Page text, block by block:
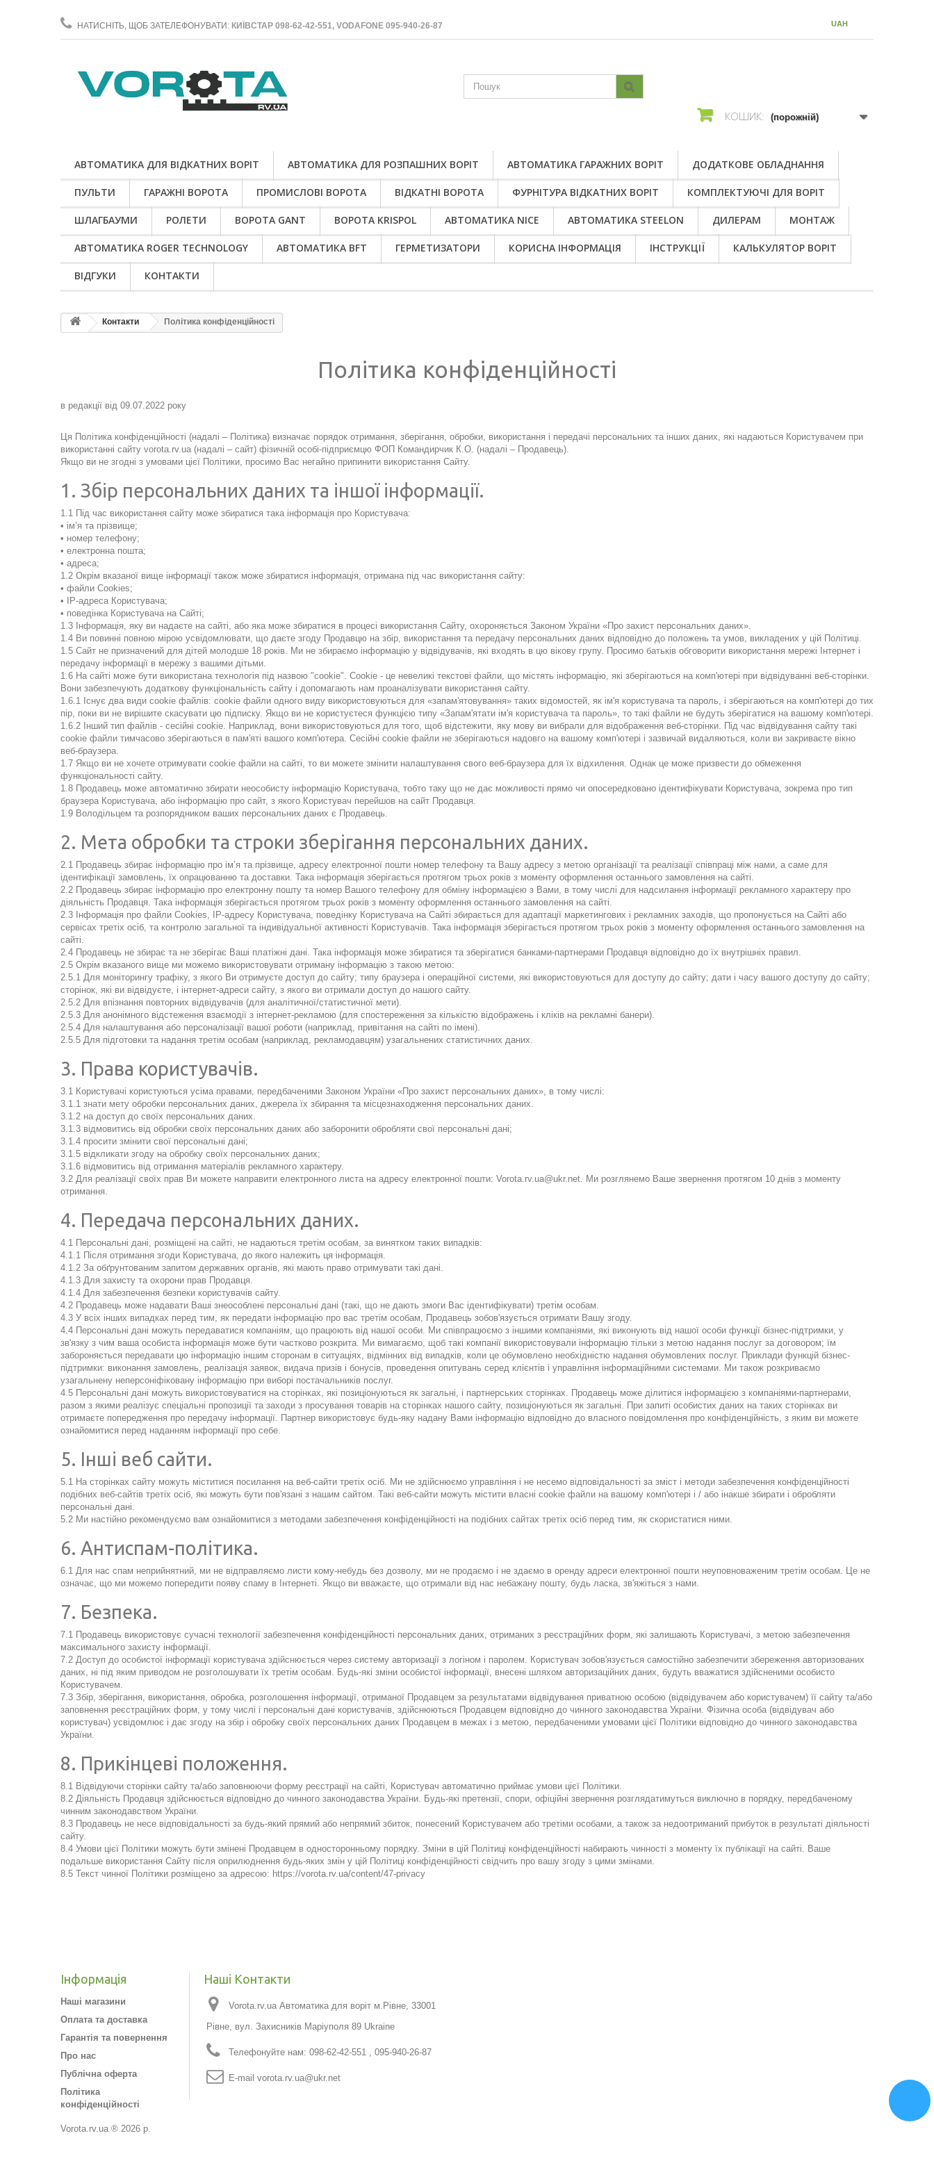
НАТИСНІТЬ, ЩОБ ЗАТЕЛЕФОНУВАТИ: КИЇВСТАР 098-62-42-551, VODAFONE 095-940-26-87 UAH
КОШИК: (порожній)
АВТОМАТИКА ДЛЯ ВІДКАТНИХ ВОРІТ АВТОМАТИКА ДЛЯ РОЗПАШНИХ ВОРІТ АВТОМАТИКА ГАРАЖНИХ ВОРІТ ДОДАТКОВЕ ОБЛАДНАННЯ
ПУЛЬТИ ГАРАЖНІ ВОРОТА ПРОМИСЛОВІ ВОРОТА ВІДКАТНІ ВОРОТА ФУРНІТУРА ВІДКАТНИХ ВОРІТ КОМПЛЕКТУЮЧІ ДЛЯ ВОРІТ
ШЛАГБАУМИ РОЛЕТИ ВОРОТА GANT ВОРОТА KRISPOL АВТОМАТИКА NICE АВТОМАТИКА STEELON ДИЛЕРАМ МОНТАЖ
АВТОМАТИКА ROGER TECHNOLOGY АВТОМАТИКА BFT ГЕРМЕТИЗАТОРИ КОРИСНА ІНФОРМАЦІЯ ІНСТРУКЦІЇ КАЛЬКУЛЯТОР ВОРІТ
ВІДГУКИ КОНТАКТИ
Контакти Політика конфіденційності
Політика конфіденційності
в редакції від 09.07.2022 року
Ця Політика конфіденційності (надалі – Політика) визначає порядок отримання, зберігання, обробки, використання і передачі персональних та інших даних, які надаються Користувачем при
використанні сайту vorota.rv.ua (надалі – сайт) фізичній особі-підприємцю ФОП Командирчик К.О. (надалі – Продавець).
Якщо ви не згодні з умовами цієї Політики, просимо Вас негайно припинити використання Сайту.
1. Збір персональних даних та іншої інформації.
1.1 Під час використання сайту може збиратися така інформація про Користувача:
• ім’я та прізвище;
• номер телефону;
• електронна пошта;
• адреса;
1.2 Окрім вказаної вище інформації також може збиратися інформація, отримана під час використання сайту:
• файли Cookies;
• IP-адреса Користувача;
• поведінка Користувача на Сайті;
1.3 Інформація, яку ви надаєте на сайті, або яка може збиратися в процесі використання Сайту, охороняється Законом України «Про захист персональних даних».
1.4 Ви повинні повною мірою усвідомлювати, що даєте згоду Продавцю на збір, використання та передачу персональних даних відповідно до положень та умов, викладених у цій Політиці.
1.5 Сайт не призначений для дітей молодше 18 років. Ми не збираємо інформацію у відвідувачів, які входять в цю вікову групу. Просимо батьків обговорити використання мережі Інтернет і
передачу інформації в мережу з вашими дітьми.
1.6 На сайті може бути використана технологія під назвою "cookie". Cookie - це невеликі текстові файли, що містять інформацію, які зберігаються на комп'ютері при відвідуванні веб-сторінки.
Вони забезпечують додаткову функціональність сайту і допомагають нам проаналізувати використання сайту.
1.6.1 Існує два види cookie файлів: cookie файли одного виду використовуються для «запам'ятовування» таких відомостей, як ім'я користувача та пароль, і зберігаються на комп'ютері до тих
пір, поки ви не вирішите скасувати цю підписку. Якщо ви не користуєтеся функцією типу «Запам'ятати ім'я користувача та пароль», то такі файли не будуть зберігатися на вашому комп'ютері.
1.6.2 Інший тип файлів - сесійні cookie. Наприклад, вони використовуються для того, щоб відстежити, яку мову ви вибрали для відображення веб-сторінки. Під час відвідування сайту такі
cookie файли тимчасово зберігаються в пам'яті вашого комп'ютера. Сесійні cookie файли не зберігаються надовго на вашому комп'ютері і зазвичай видаляються, коли ви закриваєте вікно
веб-браузера.
1.7 Якщо ви не хочете отримувати cookie файли на сайті, то ви можете змінити налаштування свого веб-браузера для їх відхилення. Однак це може призвести до обмеження
функціональності сайту.
1.8 Продавець може автоматично збирати неособисту інформацію Користувача, тобто таку що не дає можливості прямо чи опосередковано ідентифікувати Користувача, зокрема про тип
браузера Користувача, або інформацію про сайт, з якого Користувач перейшов на сайт Продавця.
1.9 Володільцем та розпорядником ваших персональних даних є Продавець.
2. Мета обробки та строки зберігання персональних даних.
2.1 Продавець збирає інформацію про ім’я та прізвище, адресу електронної пошти номер телефону та Вашу адресу з метою організації та реалізації співпраці між нами, а саме для
ідентифікації замовлень, їх опрацюванню та доставки. Така інформація зберігається протягом трьох років з моменту оформлення останнього замовлення на сайті.
2.2 Продавець збирає інформацію про електронну пошту та номер Вашого телефону для обміну інформацією з Вами, в тому числі для надсилання інформації рекламного характеру про
діяльність Продавця. Така інформація зберігається протягом трьох років з моменту оформлення останнього замовлення на сайті.
2.3 Інформація про файли Cookies, IP-адресу Користувача, поведінку Користувача на Сайті збирається для адаптації маркетингових і рекламних заходів, що пропонується на Сайті або
сервісах третіх осіб, та контролю загальної та індивідуальної активності Користувачів. Така інформація зберігається протягом трьох років з моменту оформлення останнього замовлення на
сайті.
2.4 Продавець не збирає та не зберігає Ваші платіжні дані. Така інформація може збиратися та зберігатися банками-партнерами Продавця відповідно до їх внутрішніх правил.
2.5 Окрім вказаного вище ми можемо використовувати отриману інформацію з такою метою:
2.5.1 Для моніторингу трафіку, з якого Ви отримуєте доступ до сайту; типу браузера і операційної системи, які використовуються для доступу до сайту; дати і часу вашого доступу до сайту;
сторінок, які ви відвідуєте, і інтернет-адреси сайту, з якого ви отримали доступ до нашого сайту.
2.5.2 Для впізнання повторних відвідувачів (для аналітичної/статистичної мети).
2.5.3 Для анонімного відстеження взаємодії з інтернет-рекламою (для спостереження за кількістю відображень і кліків на рекламні банери).
2.5.4 Для налаштування або персоналізації вашої роботи (наприклад, привітання на сайті по імені).
2.5.5 Для підготовки та надання третім особам (наприклад, рекламодавцям) узагальнених статистичних даних.
3. Права користувачів.
3.1 Користувачі користуються усіма правами, передбаченими Законом України «Про захист персональних даних», в тому числі:
3.1.1 знати мету обробки персональних даних, джерела їх збирання та місцезнаходження персональних даних.
3.1.2 на доступ до своїх персональних даних.
3.1.3 відмовитись від обробки своїх персональних даних або заборонити обробляти свої персональні дані;
3.1.4 просити змінити свої персональні дані;
3.1.5 відкликати згоду на обробку своїх персональних даних;
3.1.6 відмовитись від отримання матеріалів рекламного характеру.
3.2 Для реалізації своїх прав Ви можете направити електронного листа на адресу електронної пошти: Vorota.rv.ua@ukr.net. Ми розглянемо Ваше звернення протягом 10 днів з моменту
отримання.
4. Передача персональних даних.
4.1 Персональні дані, розміщені на сайті, не надаються третім особам, за винятком таких випадків:
4.1.1 Після отримання згоди Користувача, до якого належить ця інформація.
4.1.2 За обґрунтованим запитом державних органів, які мають право отримувати такі дані.
4.1.3 Для захисту та охорони прав Продавця.
4.1.4 Для забезпечення безпеки користувачів сайту.
4.2 Продавець може надавати Ваші знеособлені персональні дані (такі, що не дають змоги Вас ідентифікувати) третім особам.
4.3 У всіх інших випадках перед тим, як передати інформацію про вас третім особам, Продавець зобов'язується отримати Вашу згоду.
4.4 Персональні дані можуть передаватися компаніям, що працюють від нашої особи. Ми співпрацюємо з іншими компаніями, які виконують від нашої особи функції бізнес-підтримки, у
зв'язку з чим ваша особиста інформація може бути частково розкрита. Ми вимагаємо, щоб такі компанії використовували інформацію тільки з метою надання послуг за договором; їм
забороняється передавати цю інформацію іншим сторонам в ситуаціях, відмінних від випадків, коли це обумовлено необхідністю надання обумовлених послуг. Приклади функцій бізнес-
підтримки: виконання замовлень, реалізація заявок, видача призів і бонусів, проведення опитувань серед клієнтів і управління інформаційними системами. Ми також розкриваємо
узагальнену неперсоніфіковану інформацію при виборі постачальників послуг.
4.5 Персональні дані можуть використовуватися на сторінках, які позиціонуються як загальні, і партнерських сторінках. Продавець може ділитися інформацією з компаніями-партнерами,
разом з якими реалізує спеціальні пропозиції та заходи з просування товарів на сторінках нашого сайту, позиціонуються як загальні. При запиті особистих даних на таких сторінках ви
отримаєте попередження про передачу інформації. Партнер використовує будь-яку надану Вами інформацію відповідно до власного повідомлення про конфіденційність, з яким ви можете
ознайомитися перед наданням інформації про себе.
5. Інші веб сайти.
5.1 На сторінках сайту можуть міститися посилання на веб-сайти третіх осіб. Ми не здійснюємо управління і не несемо відповідальності за зміст і методи забезпечення конфіденційності
подібних веб-сайтів третіх осіб, які можуть бути пов'язані з нашим сайтом. Такі веб-сайти можуть містити власні cookie файли на вашому комп'ютері і / або інакше збирати і обробляти
персональні дані.
5.2 Ми настійно рекомендуємо вам ознайомитися з методами забезпечення конфіденційності на подібних сайтах третіх осіб перед тим, як скористатися ними.
6. Антиспам-політика.
6.1 Для нас спам неприйнятний, ми не відправляємо листи кому-небудь без дозволу, ми не продаємо і не здаємо в оренду адреси електронної пошти неуповноваженим третім особам. Це не
означає, що ми можемо попередити появу спаму в Інтернеті. Якщо ви вважаєте, що отримали від нас небажану пошту, будь ласка, зв'яжіться з нами.
7. Безпека.
7.1 Продавець використовує сучасні технології забезпечення конфіденційності персональних даних, отриманих з реєстраційних форм, які залишають Користувачі, з метою забезпечення
максимального захисту інформації.
7.2 Доступ до особистої інформації користувача здійснюється через систему авторизації з логіном і паролем. Користувач зобов'язується самостійно забезпечити збереження авторизованих
даних, ні під яким приводом не розголошувати їх третім особам. Будь-які зміни особистої інформації, внесені шляхом авторизаційних даних, будуть вважатися здійсненими особисто
Користувачем.
7.3 Збір, зберігання, використання, обробка, розголошення інформації, отриманої Продавцем за результатами відвідування приватною особою (відвідувачем або користувачем) її сайту та/або
заповнення реєстраційних форм, у тому числі і персональні дані користувачів, здійснюються Продавцем відповідно до чинного законодавства України. Фізична особа (відвідувач або
користувач) усвідомлює і дає згоду на збір і обробку своїх персональних даних Продавцем в межах і з метою, передбаченими умовами цієї Політики відповідно до чинного законодавства
України.
8. Прикінцеві положення.
8.1 Відвідуючи сторінки сайту та/або заповнюючи форму реєстрації на сайті, Користувач автоматично приймає умови цієї Політики.
8.2 Діяльність Продавця здійснюється відповідно до чинного законодавства України. Будь-які претензії, спори, офіційні звернення розглядатимуться виключно в порядку, передбаченому
чинним законодавством України.
8.3 Продавець не несе відповідальності за будь-який прямий або непрямий збиток, понесений Користувачем або третіми особами, а також за недоотриманий прибуток в результаті діяльності
сайту.
8.4 Умови цієї Політики можуть бути змінені Продавцем в односторонньому порядку. Зміни в цій Політиці конфіденційності набирають чинності з моменту їх публікації на сайті. Ваше
подальше використання Сайту після оприлюднення будь-яких змін у цій Політиці конфіденційності свідчить про вашу згоду з цими змінами.
8.5 Текст чинної Політики розміщено за адресою: https://vorota.rv.ua/content/47-privacy
Інформація
Наші магазини
Оплата та доставка
Гарантія та повернення
Про нас
Публічна оферта
Політика
конфіденційності
Vorota.rv.ua ® 2026 р.
Наші Контакти
Vorota.rv.ua Автоматика для воріт м.Рівне, 33001
Рівне, вул. Захисників Маріуполя 89 Ukraine
Телефонуйте нам: 098-62-42-551 , 095-940-26-87
E-maіl vorota.rv.ua@ukr.net